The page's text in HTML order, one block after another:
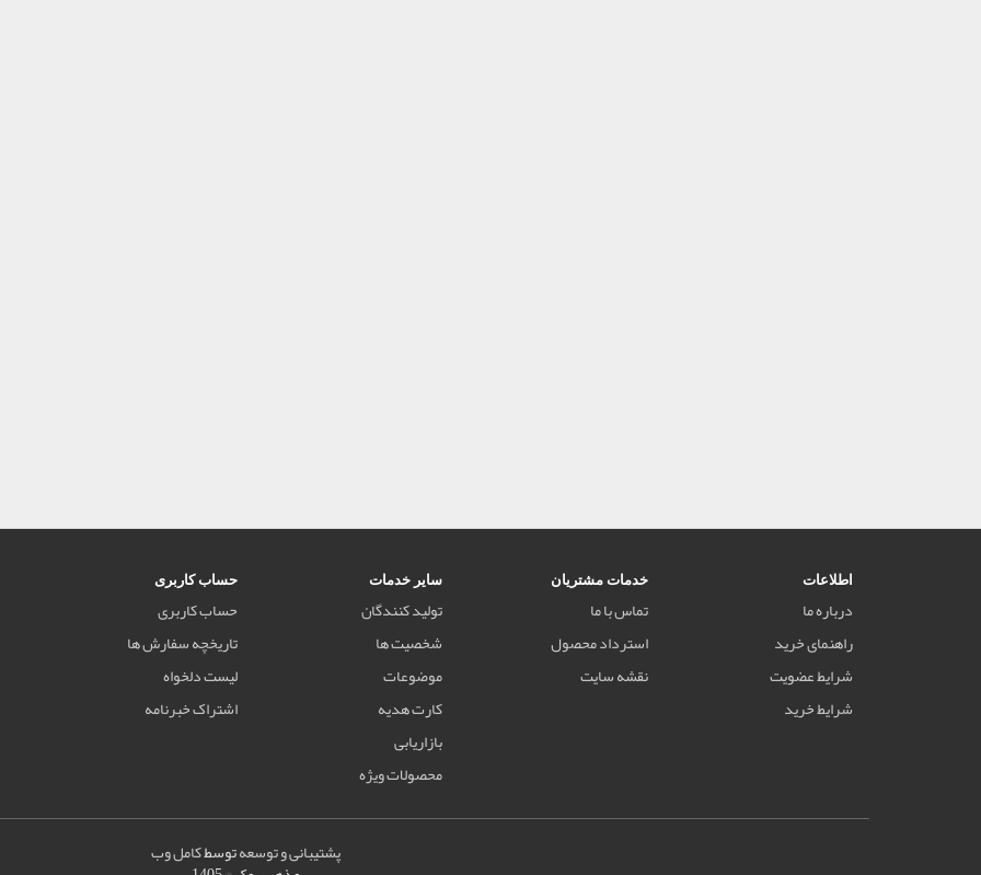
اطلاعات
درباره ما
راهنمای خرید
شرایط عضویت
شرایط خرید
خدمات مشتریان
تماس با ما
استرداد محصول
نقشه سایت
سایر خدمات
تولید کنندگان
شخصیت ها
موضوعات
کارت هدیه
بازاریابی
محصولات ویژه
حساب کاربری
حساب کاربری
تاریخچه سفارش ها
لیست دلخواه
اشتراک خبرنامه
پشتیبانی و توسعهتوسطکامل وب